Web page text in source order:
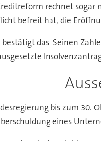
rechnet sogar
befreit hat, die
das. Seinen
bis zum 30.
eines